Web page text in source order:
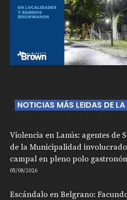
NOTICIAS MÁS LEIDAS DE
Violencia en Lanús: agentes de
de la Municipalidad
campal en pleno polo
05/08/2026
Escándalo en Belgrano: